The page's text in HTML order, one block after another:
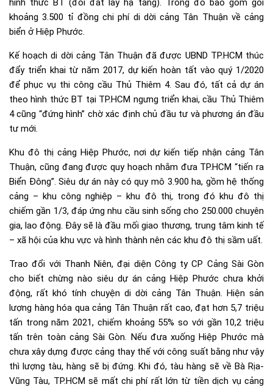
hình thức BT (đổi đất lấy hạ tầng). Trong đó bao gồm gói
khoảng 3.500 tỉ đồng chi phí di dời cảng Tân Thuận về cảng
biển ở Hiệp Phước.
Kế hoạch di dời cảng Tân Thuận đã được UBND TP.HCM thúc
đẩy triển khai từ năm 2017, dự kiến hoàn tất vào quý 1/2020
để phục vụ thi công cầu Thủ Thiêm 4. Sau đó, tất cả dự án
theo hình thức BT tại TP.HCM ngưng triển khai, cầu Thủ Thiêm
4 cũng “đứng hình” chờ xác định chủ đầu tư và phương án đầu
tư mới.
Khu đô thị cảng Hiệp Phước, nơi dự kiến tiếp nhận cảng Tân
Thuận, cũng đang được quy hoạch nhằm đưa TP.HCM “tiến ra
Biển Ðông”. Siêu dự án này có quy mô 3.900 ha, gồm hệ thống
cảng – khu công nghiệp – khu đô thị, trong đó khu đô thị
chiếm gần 1/3, đáp ứng nhu cầu sinh sống cho 250.000 chuyên
gia, lao động. Đây sẽ là đầu mối giao thương, trung tâm kinh tế
– xã hội của khu vực và hình thành nên các khu đô thị sầm uất.
Trao đổi với Thanh Niên, đại diện Công ty CP Cảng Sài Gòn
cho biết chừng nào siêu dự án cảng Hiệp Phước chưa khởi
động, rất khó tính chuyện di dời cảng Tân Thuận. Hiện sản
lượng hàng hóa qua cảng Tân Thuận rất cao, đạt hơn 5,7 triệu
tấn trong năm 2021, chiếm khoảng 55% so với gần 10,2 triệu
tấn trên toàn cảng Sài Gòn. Nếu đưa xuống Hiệp Phước mà
chưa xây dựng được cảng thay thế với công suất bằng như vậy
thì lượng tàu, hàng sẽ bị đứng. Khi đó, tàu hàng sẽ về Bà Rịa-
Vũng Tàu, TP.HCM sẽ mất chi phí rất lớn từ tiền dịch vụ cảng